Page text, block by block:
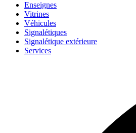
Enseignes
Vitrines
Véhicules
Signalétiques
Signalétique extérieure
Services